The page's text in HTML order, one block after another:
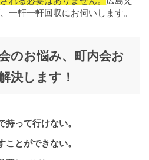
一軒一軒回収にお伺いします。
のお悩み、町内会お
決します！
って行けない。
とができない。